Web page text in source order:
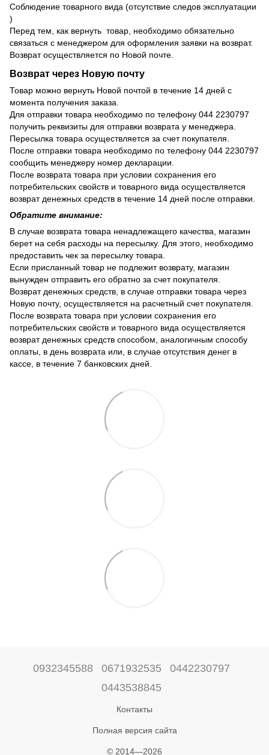
Соблюдение товарного вида (отсутствие следов эксплуатации
)
Перед тем, как вернуть товар, необходимо обязательно
связаться с менеджером для оформления заявки на возврат.
Возврат осуществляется по Новой почте.
Возврат через Новую почту
Товар можно вернуть Новой почтой в течение 14 дней с
момента получения заказа.
Для отправки товара необходимо по телефону 044 2230797
получить реквизиты для отправки возврата у менеджера.
Пересылка товара осуществляется за счет покупателя.
После отправки товара необходимо по телефону 044 2230797
сообщить менеджеру номер декларации.
После возврата товара при условии сохранения его
потребительских свойств и товарного вида осуществляется
возврат денежных средств в течение 14 дней после отправки.
Обратите внимание:
В случае возврата товара ненадлежащего качества, магазин
берет на себя расходы на пересылку. Для этого, необходимо
предоставить чек за пересылку товара.
Если присланный товар не подлежит возврату, магазин
вынужден отправить его обратно за счет покупателя.
Возврат денежных средств, в случае отправки товара через
Новую почту, осуществляется на расчетный счет покупателя.
После возврата товара при условии сохранения его
потребительских свойств и товарного вида осуществляется
возврат денежных средств способом, аналогичным способу
оплаты, в день возврата или, в случае отсутствия денег в
кассе, в течение 7 банковских дней.
0932345588 0671932535
0442230797
0443538845
Контакты
Полная версия сайта
© 2014—2026